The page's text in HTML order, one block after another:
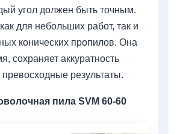
угол должен быть точным.
для небольших работ, так и
конических пропилов. Она
сохраняет аккуратность
превосходные результаты.
пила SVM 60-60